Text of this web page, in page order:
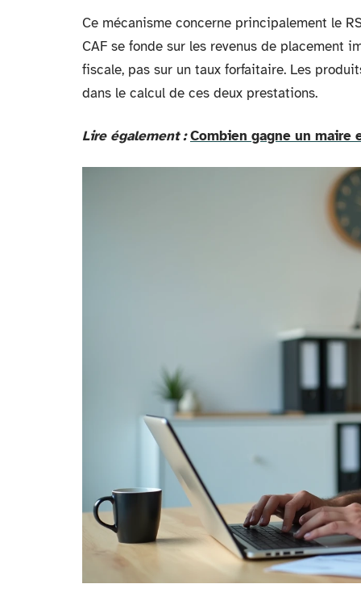
Ce mécanisme concerne principalement le
CAF se fonde sur les revenus de placement
fiscale, pas sur un taux forfaitaire. Les
dans le calcul de ces deux prestations.
Lire également : Combien gagne un maire